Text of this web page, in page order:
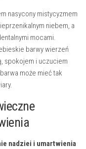
nasycony mistycyzmem
niebem, a
mocami.
barwy wierzeń
spokojem i uczuciem
może mieć ‌tak
​nadziei i umartwienia